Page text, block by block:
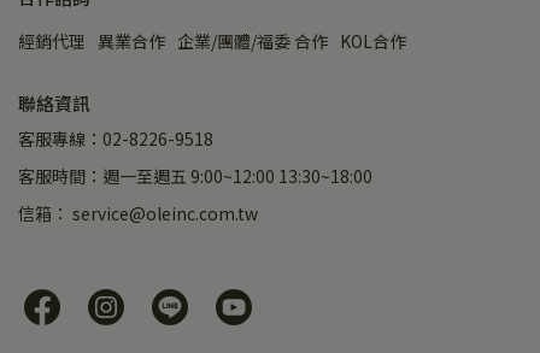
經銷代理 異業合作 企業/團體/福委 合作 KOL合作
聯絡資訊
客服專線：02-8226-9518
客服時間：週一至週五 9:00~12:00 13:30~18:00
信箱： service@oleinc.com.tw